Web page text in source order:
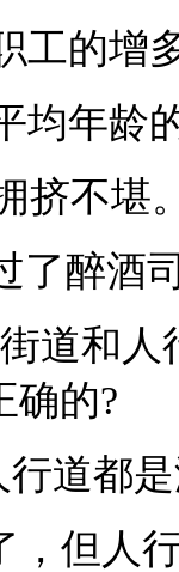
的增
年龄
不堪
醉酒
和人
确的?
道都是
但人行